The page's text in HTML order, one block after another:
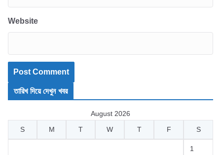
Website
তারিখ দিয়ে দেখুন খবর
August 2026
S
M T W T F S
1